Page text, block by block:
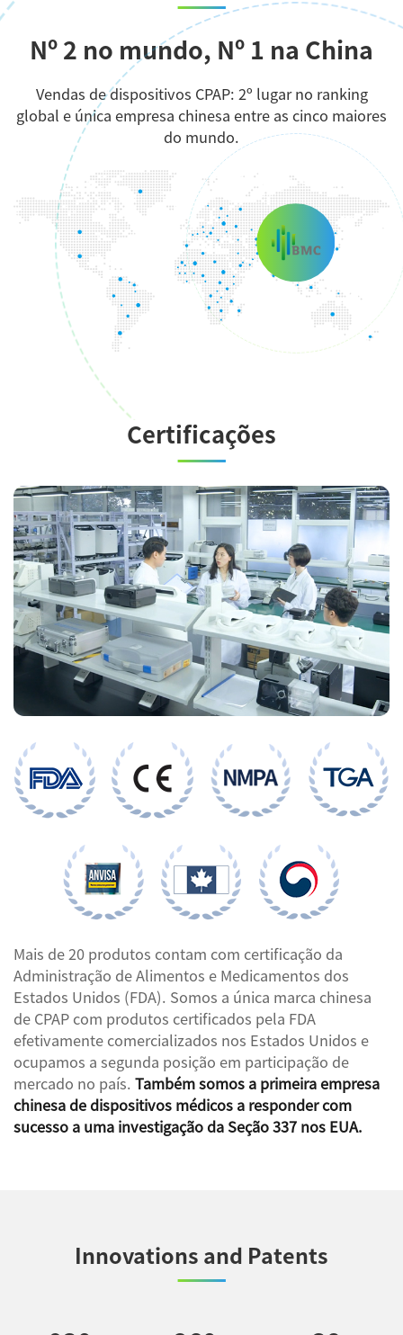
Nº 2 no mundo, Nº 1 na China
Vendas de dispositivos CPAP: 2º lugar no ranking
global e única empresa chinesa entre as cinco maiores
do mundo.
Certificações
Mais de 20 produtos contam com certificação da
Administração de Alimentos e Medicamentos dos
Estados Unidos (FDA). Somos a única marca chinesa
de CPAP com produtos certificados pela FDA
efetivamente comercializados nos Estados Unidos e
ocupamos a segunda posição em participação de
mercado no país. Também somos a primeira empresa
chinesa de dispositivos médicos a responder com
sucesso a uma investigação da Seção 337 nos EUA.
Innovations and Patents